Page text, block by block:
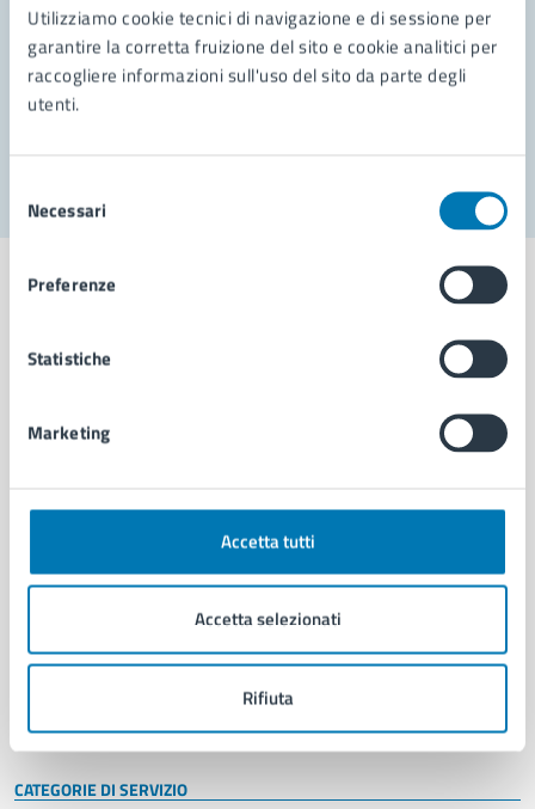
Utilizziamo cookie tecnici di navigazione e di sessione per
garantire la corretta fruizione del sito e cookie analitici per
raccogliere informazioni sull'uso del sito da parte degli
utenti.
delNecessari
Preferenze
Statistiche
Marketing
Accetta tutti
Accetta selezionati
Rifiuta
Prenota appuntamento
Problemi in città
Comune di Napoli
AMMINISTRAZIONE
Organi di governo
Enti e fondazioni
Personale amministrativo
Intranet, posta aziendale e protocollo
CATEGORIE DI SERVIZIO